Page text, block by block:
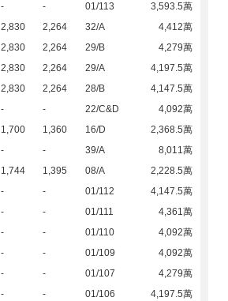
- - 01/113
3,593.5萬
2,830 2,264 32/A
4,412萬
2,830 2,264 29/B
4,279萬
2,830 2,264 29/A
4,197.5萬
2,830 2,264 28/B
4,147.5萬
- - 22/C&D
4,092萬
1,700 1,360 16/D
2,368.5萬
- - 39/A
8,011萬
1,744 1,395 08/A
2,228.5萬
- - 01/112
4,147.5萬
- - 01/111
4,361萬
- - 01/110
4,092萬
- - 01/109
4,092萬
- - 01/107
4,279萬
- - 01/106
4,197.5萬